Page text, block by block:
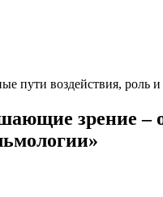
пути воздействия, роль
зрение –